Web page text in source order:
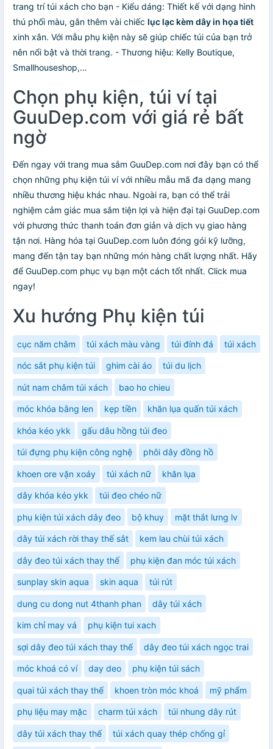
trang trí túi xách cho bạn - Kiểu dáng: Thiết kế với dạng hình
thú phối màu, gắn thêm vài chiếc lục lạc kèm dây in họa tiết
xinh xắn. Với mẫu phụ kiện này sẽ giúp chiếc túi của bạn trở
nên nổi bật và thời trang. - Thương hiệu: Kelly Boutique,
Smallhouseshop,…
Chọn phụ kiện, túi ví tại
GuuDep.com với giá rẻ bất
ngờ
Đến ngay với trang mua sắm GuuDep.com nơi đây bạn có thể
chọn những phụ kiện túi ví với nhiều mẫu mã đa dạng mang
nhiều thương hiệu khác nhau. Ngoài ra, bạn có thể trải
nghiệm cảm giác mua sắm tiện lợi và hiện đại tại GuuDep.com
với phương thức thanh toán đơn giản và dịch vụ giao hàng
tận nơi. Hàng hóa tại GuuDep.com luôn đóng gói kỹ lưỡng,
mang đến tận tay bạn những món hàng chất lượng nhất. Hãy
để GuuDep.com phục vụ bạn một cách tốt nhất. Click mua
ngay!
Xu hướng Phụ kiện túi
cục năm châm túi xách màu vàng túi đính đá túi xách
nóc sắt phụ kiện túi ghim cài áo túi du lịch
nút nam châm túi xách bao ho chieu
móc khóa bằng len kẹp tiền khăn lụa quấn túi xách
khóa kéo ykk gấu dâu hồng túi đeo
túi đựng phụ kiện công nghệ phôi dây đồng hồ
khoen ore vặn xoáy túi xách nữ khăn lụa
dây khóa kéo ykk túi đeo chéo nữ
phụ kiện túi xách dây đeo bộ khuy mặt thắt lưng lv
dây túi xách rời thay thế sắt kem lau chùi túi xách
dây đeo túi xách thay thế phụ kiện đan móc túi xách
sunplay skin aqua skin aqua túi rút
dung cu dong nut 4thanh phan dây túi xách
kim chỉ may vá phụ kiện tui xach
sợi dây đeo túi xách thay thế dây đeo túi xách ngọc trai
móc khoá có ví day deo phụ kiện túi sách
quai túi xách thay thế khoen tròn móc khoá mỹ phẩm
phụ liệu may mặc charm túi xách túi nhung dây rút
dây túi xách thay thế túi xách quay thép chống gỉ